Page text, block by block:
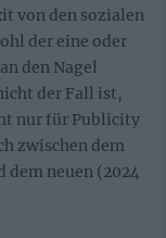
von den sozialen
der eine oder
den Nagel
der Fall ist,
nur für Publicity
zwischen dem
dem neuen (2024